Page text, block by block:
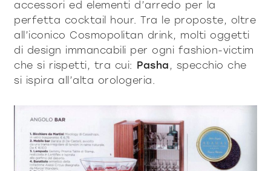
tous les
produits
Sophistiqué déterminé Sophistiqué doux
accessori ed elementi d’arredo per la
perfetta cocktail hour. Tra le proposte, oltre
all’iconico Cosmopolitan drink, molti oggetti
di design immancabili per ogni fashion-victim
che si rispetti, tra cui: Pasha , specchio che
si ispira all’alta orologeria.